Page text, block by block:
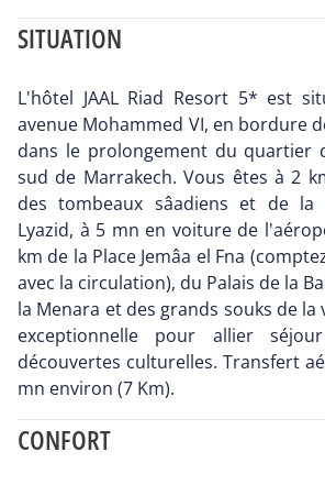
SITUATION
L'hôtel JAAL Riad Resort 5* est
avenue Mohammed VI, en bordure
dans le prolongement du quartier
sud de Marrakech. Vous êtes à 2
des tombeaux sâadiens et de la
Lyazid, à 5 mn en voiture de
km de la Place Jemâa el Fna
avec la circulation), du Palais de la
la Menara et des grands souks de
exceptionnelle pour allier
découvertes culturelles. Transfert
mn environ (7 Km).
CONFORT